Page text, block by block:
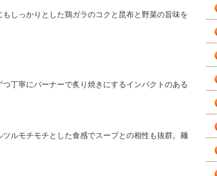
しっかりとした鶏ガラのコクと昆布と野菜の旨味を
丁寧にバーナーで炙り焼きにするインパクトのある
ルモチモチとした食感でスープとの相性も抜群。麺